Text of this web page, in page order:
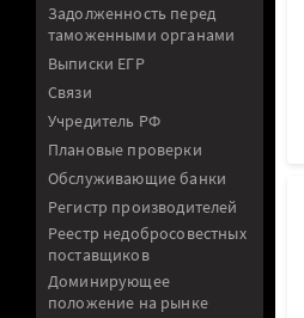
Задолженность перед
таможенными органами
Выписки ЕГР
Связи
Учредитель РФ
Плановые проверки
Обслуживающие банки
Регистр производителей
Реестр недобросовестных
поставщиков
Доминирующее
положение на рынке